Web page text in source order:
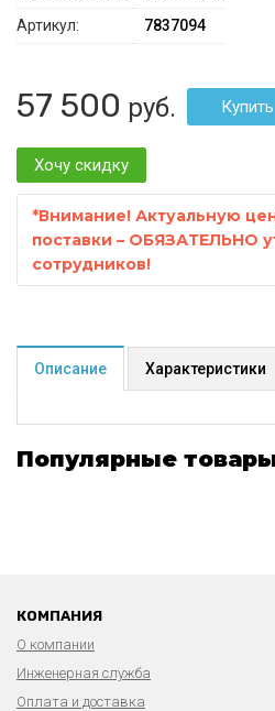
Артикул:
7837094
57 500 руб.
Хочу скидку
*Внимание! Актуальную
поставки – ОБЯЗАТЕЛЬНО
сотрудников!
Описание Характеристики
Популярные
КОМПАНИЯ
О компании
Инженерная служба
Оплата и доставка